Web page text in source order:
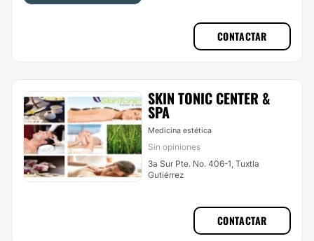
CONTACTAR
SKIN TONIC CENTER &
SPA
Medicina estética
Sin opiniones
3a Sur Pte. No. 406-1, Tuxtla
Gutiérrez
CONTACTAR